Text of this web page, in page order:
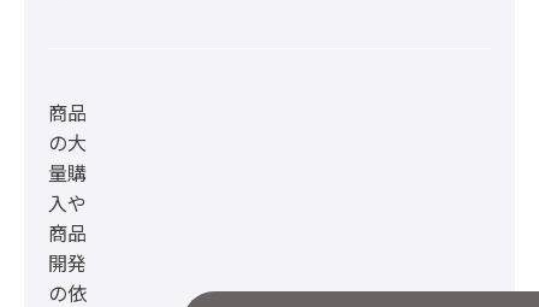
商品
の大
量購
入や
商品
開発
の依